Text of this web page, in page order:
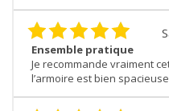
Ensemble pratique
Je recommande vraiment
l’armoire est bien